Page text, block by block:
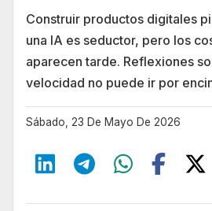
Construir productos digitales
una IA es seductor, pero los
aparecen tarde. Reflexiones
velocidad no puede ir por
Sábado, 23 De Mayo De 2026